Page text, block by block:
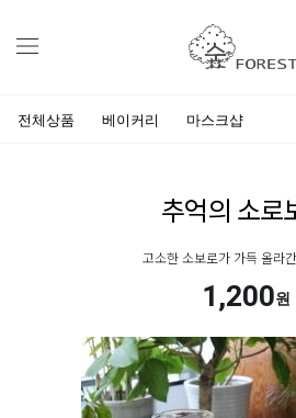
전체상품 베이커리 마스크샵
추억의 소로
고소한 소보로가 가득 올라
1,200원